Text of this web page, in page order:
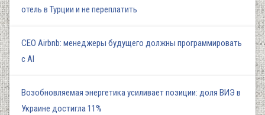
отель в Турции и не переплатить
СЕО Airbnb: менеджеры будущего должны программировать
с AI
Возобновляемая энергетика усиливает позиции: доля ВИЭ в
Украине достигла 11%